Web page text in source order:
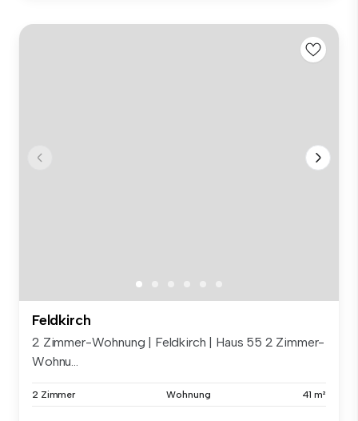
Feldkirch
2 Zimmer-Wohnung | Feldkirch | Haus 55 2 Zimmer-
Wohnu...
2 Zimmer Wohnung 41 m²